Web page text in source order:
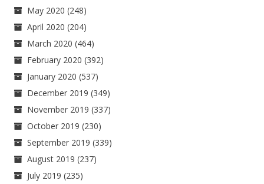
May 2020 (248)
April 2020 (204)
March 2020 (464)
February 2020 (392)
January 2020 (537)
December 2019 (349)
November 2019 (337)
October 2019 (230)
September 2019 (339)
August 2019 (237)
July 2019 (235)